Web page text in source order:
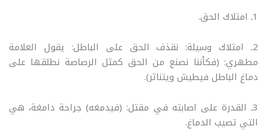
1ـ امتلاك الحق.
2ـ امتلاك وسيلة: نقذف الحق على الباطل: يقول العلامة
مطهري: (فكأننا نصنع من الحق كمثل الرصاصة نطلقها على
دماغ الباطل فيطيش ويتناثر).
3ـ القدرة على اصابته في مقتل: (فيدمغه) جراحة دامغة، هي
التي تصيب الدماغ.